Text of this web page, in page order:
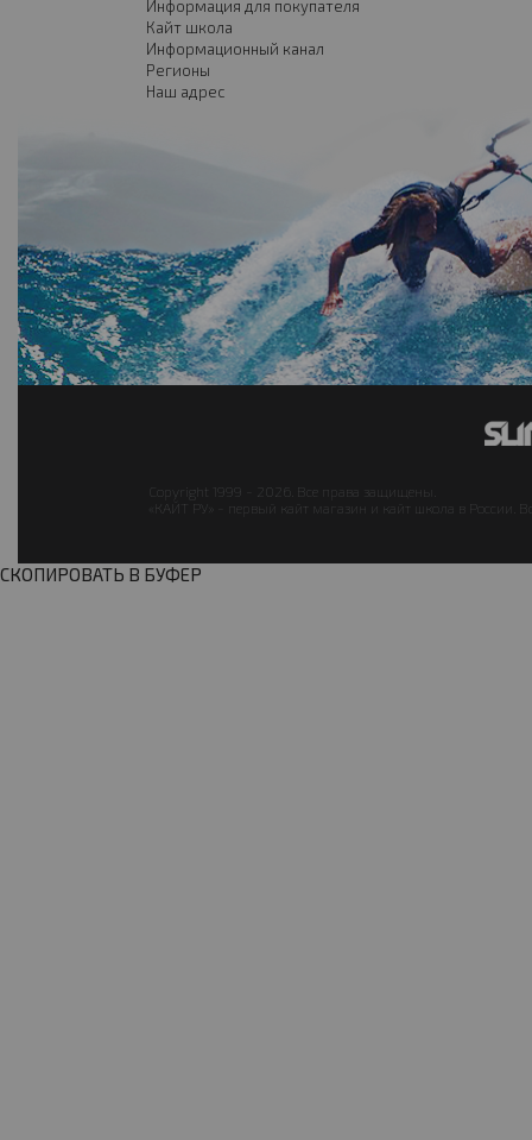
Информация для покупателя
Кайт школа
Информационный канал
Регионы
Наш адрес
Copyright 1999 - 2026. Все права защищены.
«КАЙТ РУ» - первый кайт магазин и кайт школа в России.
СКОПИРОВАТЬ В БУФЕР